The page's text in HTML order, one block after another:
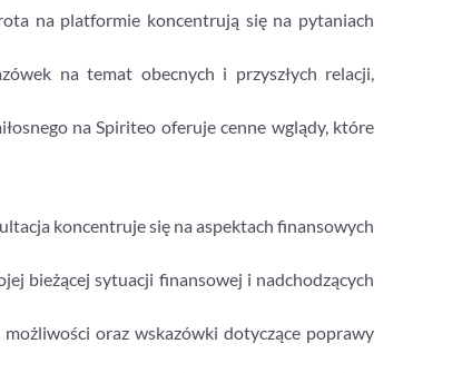
na platformie koncentrują się na pytaniach
na temat obecnych i przyszłych relacji,
na Spiriteo oferuje cenne wglądy, które
koncentruje się na aspektach finansowych
bieżącej sytuacji finansowej i nadchodzących
oraz wskazówki dotyczące poprawy